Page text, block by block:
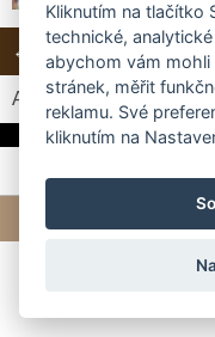
← Předchozí Další →
Automatické
Kliknutím na tlačítko
technické,
abychom vám
stránek, měřit
reklamu. Své
kliknutím na